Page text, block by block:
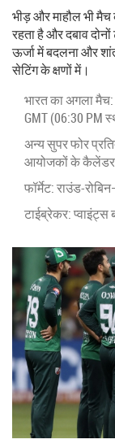
भीड़ और माहौल भी
रहता है और दबाव
ऊर्जा में बदलना और
सेटिंग के क्षणों में।
भारत का अगला मैच:
GMT (06:30 PM
अन्य सुपर फोर
आयोजकों के
फॉर्मेट: राउंड-
टाईब्रेकर: प्वाइंट्स